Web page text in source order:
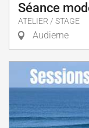
Séance
ATELIER / STAGE
Audierne